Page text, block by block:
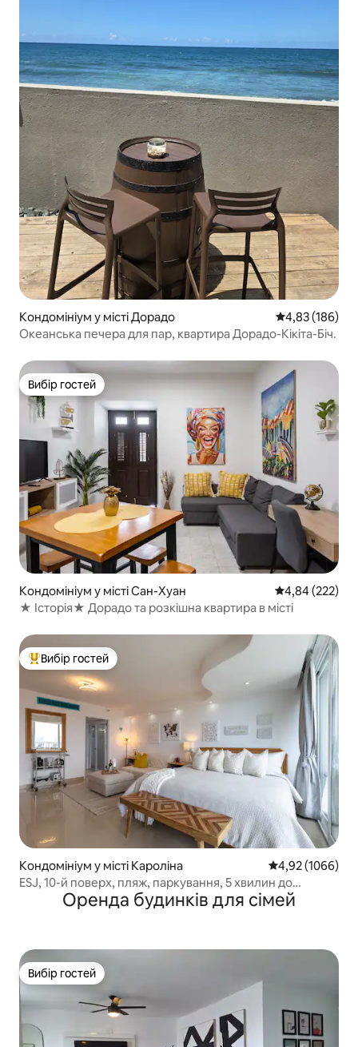
Кондомініум у місті Дорадо Середня
4,83 (186)
Океанська печера для пар, квартира Дорадо-Кікіта-Біч.
Вибір гостей
Вибір гостей
Кондомініум у місті Сан-Хуан Середня
4,84 (222)
★ Історія★ Дорадо та розкішна квартира в місті
Топ вибір гостей
Вибір гостей
Кондомініум у місті Кароліна Середня
4,92 (1066)
ESJ, 10-й поверх, пляж, паркування, 5 хвилин до
аеропорту SJU
Оренда будинків для сімей
Вибір гостей
Вибір гостей